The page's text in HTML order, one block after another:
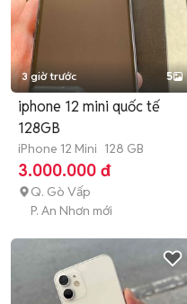
3 giờ trước 5
iphone 12 mini quốc tế
128GB
iPhone 12 Mini 128 GB
3.000.000 đ
Q. Gò Vấp
P. An Nhơn mới